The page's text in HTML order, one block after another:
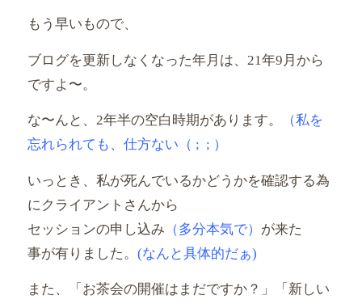
もう早いもので、
ブログを更新しなくなった年月は、 21年9月から
ですよ〜。
な〜んと、2年半の空白時期があります。
（私を
忘れられても、 仕方ない（ ; ; ）
いっとき、 私が死んでいるかどうかを確認する為
にクライアントさんから
セッ ションの申し込み （多分本気で） が来た
事が有りました。 (なんと具体的だぁ)
また、「お茶会の開催はまだですか？」「 新しい